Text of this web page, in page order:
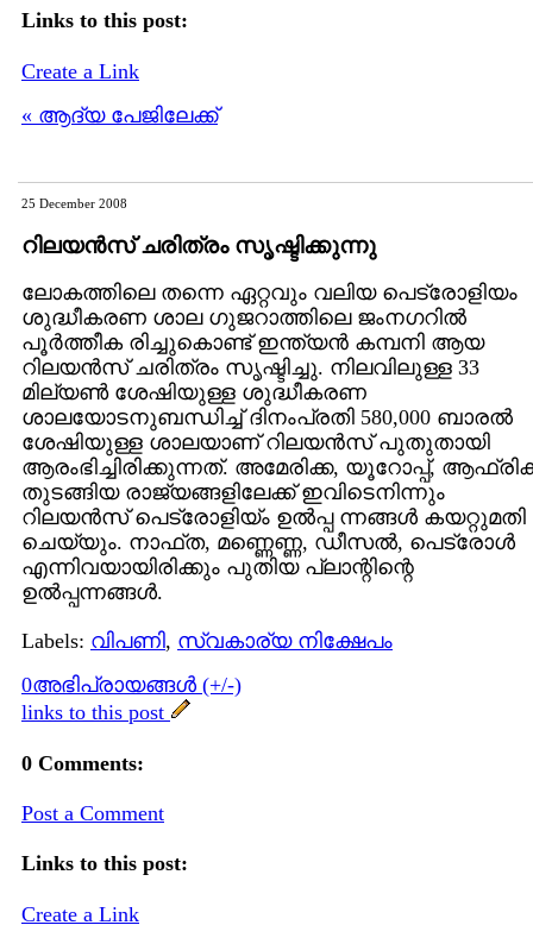
Links to this post:
Create a Link
« ആദ്യ പേജിലേക്ക്
25 December 2008
റിലയന്‍സ് ചരിത്രം സൃഷ്ടിക്കുന്നു
ലോകത്തിലെ തന്നെ ഏറ്റവും വലിയ പെട്രോളിയം
ശുദ്ധീകരണ ശാല ഗുജറാത്തിലെ ജംനഗറില്‍
പൂര്‍ത്തീക രിച്ചുകൊണ്ട് ഇന്ത്യന്‍ കമ്പനി ആയ
റിലയന്‍സ് ചരിത്രം സൃഷ്ടിച്ചു. നിലവിലുള്ള 33
മില്യണ്‍ ശേഷിയുള്ള ശുദ്ധീകരണ
ശാലയോടനുബന്ധിച്ച് ദിനം‌പ്രതി 580,000 ബാരല്‍
ശേഷിയുള്ള ശാലയാണ് റിലയന്‍സ് പുതുതായി
ആരംഭിച്ചിരിക്കുന്നത്. അമേരിക്ക, യൂറോപ്പ്,
തുടങ്ങിയ രാജ്യങ്ങളിലേക്ക് ഇവിടെനിന്നും
റിലയന്‍സ് പെട്രോളിയ്ം ഉല്‍പ്പ ന്നങ്ങള്‍ കയറ്റുമതി
ചെയ്യും. നാഫ്ത, മണ്ണെണ്ണ, ഡീസല്‍, പെട്രോള്‍
എന്നിവയായിരിക്കും പുതിയ പ്ലാന്റിന്റെ
ഉല്‍പ്പന്നങ്ങള്‍.
Labels: വിപണി, സ്വകാര്യ നിക്ഷേപം
0അഭിപ്രായങ്ങള്‍ (+/-)
links to this post
0 Comments:
Post a Comment
Links to this post:
Create a Link